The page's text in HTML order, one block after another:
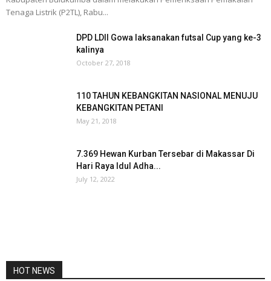
Tenaga Listrik (P2TL), Rabu...
DPD LDII Gowa laksanakan futsal Cup yang ke-3
kalinya
October 27, 2018
110 TAHUN KEBANGKITAN NASIONAL MENUJU
KEBANGKITAN PETANI
May 21, 2018
7.369 Hewan Kurban Tersebar di Makassar Di
Hari Raya Idul Adha...
July 12, 2022
HOT NEWS